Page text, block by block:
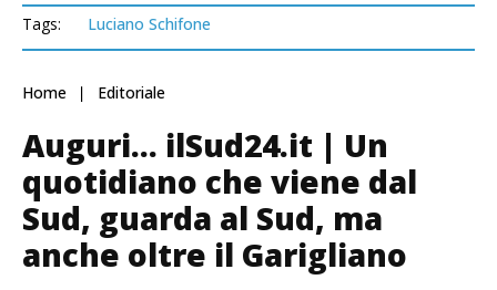
Tags: Luciano Schifone
Home Editoriale
Auguri… ilSud24.it | Un
quotidiano che viene dal
Sud, guarda al Sud, ma
anche oltre il Garigliano